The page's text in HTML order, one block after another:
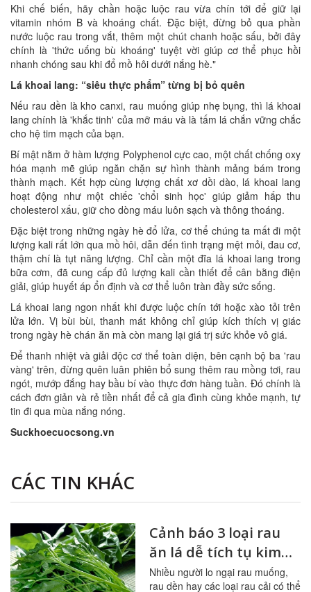
Khi chế biến, hãy chần hoặc luộc rau vừa chín tới để giữ lại
vitamin nhóm B và khoáng chất. Đặc biệt, đừng bỏ qua phần
nước luộc rau trong vắt, thêm một chút chanh hoặc sấu, bởi đây
chính là 'thức uống bù khoáng' tuyệt vời giúp cơ thể phục hồi
nhanh chóng sau khi đổ mồ hôi dưới nắng hè."
Lá khoai lang: “siêu thực phẩm” từng bị bỏ quên
Nếu rau dền là kho canxi, rau muống giúp nhẹ bụng, thì lá khoai
lang chính là 'khắc tinh' của mỡ máu và là tấm lá chắn vững chắc
cho hệ tim mạch của bạn.
Bí mật nằm ở hàm lượng Polyphenol cực cao, một chất chống oxy
hóa mạnh mẽ giúp ngăn chặn sự hình thành mảng bám trong
thành mạch. Kết hợp cùng lượng chất xơ dồi dào, lá khoai lang
hoạt động như một chiếc 'chổi sinh học' giúp giảm hấp thu
cholesterol xấu, giữ cho dòng máu luôn sạch và thông thoáng.
Đặc biệt trong những ngày hè đổ lửa, cơ thể chúng ta mất đi một
lượng kali rất lớn qua mồ hôi, dẫn đến tình trạng mệt mỏi, đau cơ,
thậm chí là tụt năng lượng. Chỉ cần một đĩa lá khoai lang trong
bữa cơm, đã cung cấp đủ lượng kali cần thiết để cân bằng điện
giải, giúp huyết áp ổn định và cơ thể luôn tràn đầy sức sống.
Lá khoai lang ngon nhất khi được luộc chín tới hoặc xào tỏi trên
lửa lớn. Vị bùi bùi, thanh mát không chỉ giúp kích thích vị giác
trong ngày hè chán ăn mà còn mang lại giá trị sức khỏe vô giá.
Để thanh nhiệt và giải độc cơ thể toàn diện, bên cạnh bộ ba 'rau
vàng' trên, đừng quên luân phiên bổ sung thêm rau mồng tơi, rau
ngót, mướp đắng hay bầu bí vào thực đơn hàng tuần. Đó chính là
cách đơn giản và rẻ tiền nhất để cả gia đình cùng khỏe mạnh, tự
tin đi qua mùa nắng nóng.
Suckhoecuocsong.vn
CÁC TIN KHÁC
Cảnh báo 3 loại rau
ăn lá dễ tích tụ kim
loại nặng
Nhiều người lo ngại rau muống,
rau dền hay các loại rau cải có thể